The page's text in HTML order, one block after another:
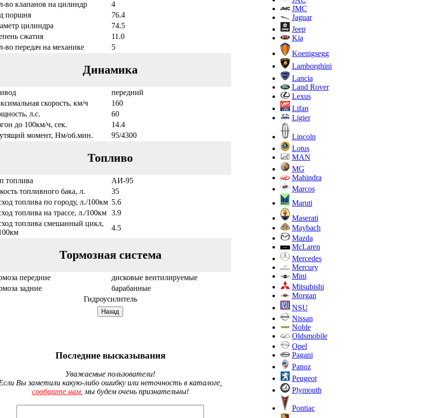
во клапанов на цилиндр
4
поршня
76.4
цилиндра
74.5
сжатия
11.0
во передач на механике
5
Динамика
передний
скорость, км/ч
160
л.с.
60
до 100км/ч, сек.
14.4
момент, Нм/об.мин.
95/4300
Топливо
топлива
АИ-95
топливного бака, л.
35
топлива по городу, л./100км 5.6
топлива на трассе, л./100км
3.9
топлива смешанный цикл,
4.5
Тормозная система
передние
дисковые вентилируемые
задние
барабанные
Гидроусилитель
Последние высказывания
Уважаемые пользователи!
Вы заметили какую-либо ошибку или неточность в каталоге,
сообщите нам, мы будем очень признательны!
JMC
Jaguar
Jeep
Kia
Koenigsegg
Lamborghini
Lancia
Land Rover
Lexus
Lifan
Ligier
Lincoln
Lotus
MAN
MG
Mahindra
Marcos
Maruti
Maserati
Maybach
Mazda
McLaren
Mercedes
Mercury
Mini
Mitsubishi
Morgan
NSU
Nissan
Noble
Oldsmobile
Opel
Pagani
Panoz
Peugeot
Plymouth
Pontiac